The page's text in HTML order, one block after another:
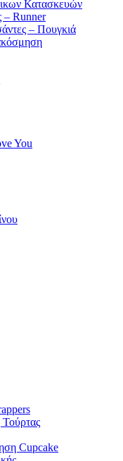
Κατασκευών
– Runner
– Πουγκιά
You
Cupcake